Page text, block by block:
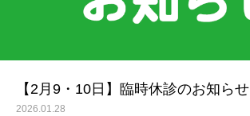
【2月9・10日】臨時休診のお知らせ
2026.01.28